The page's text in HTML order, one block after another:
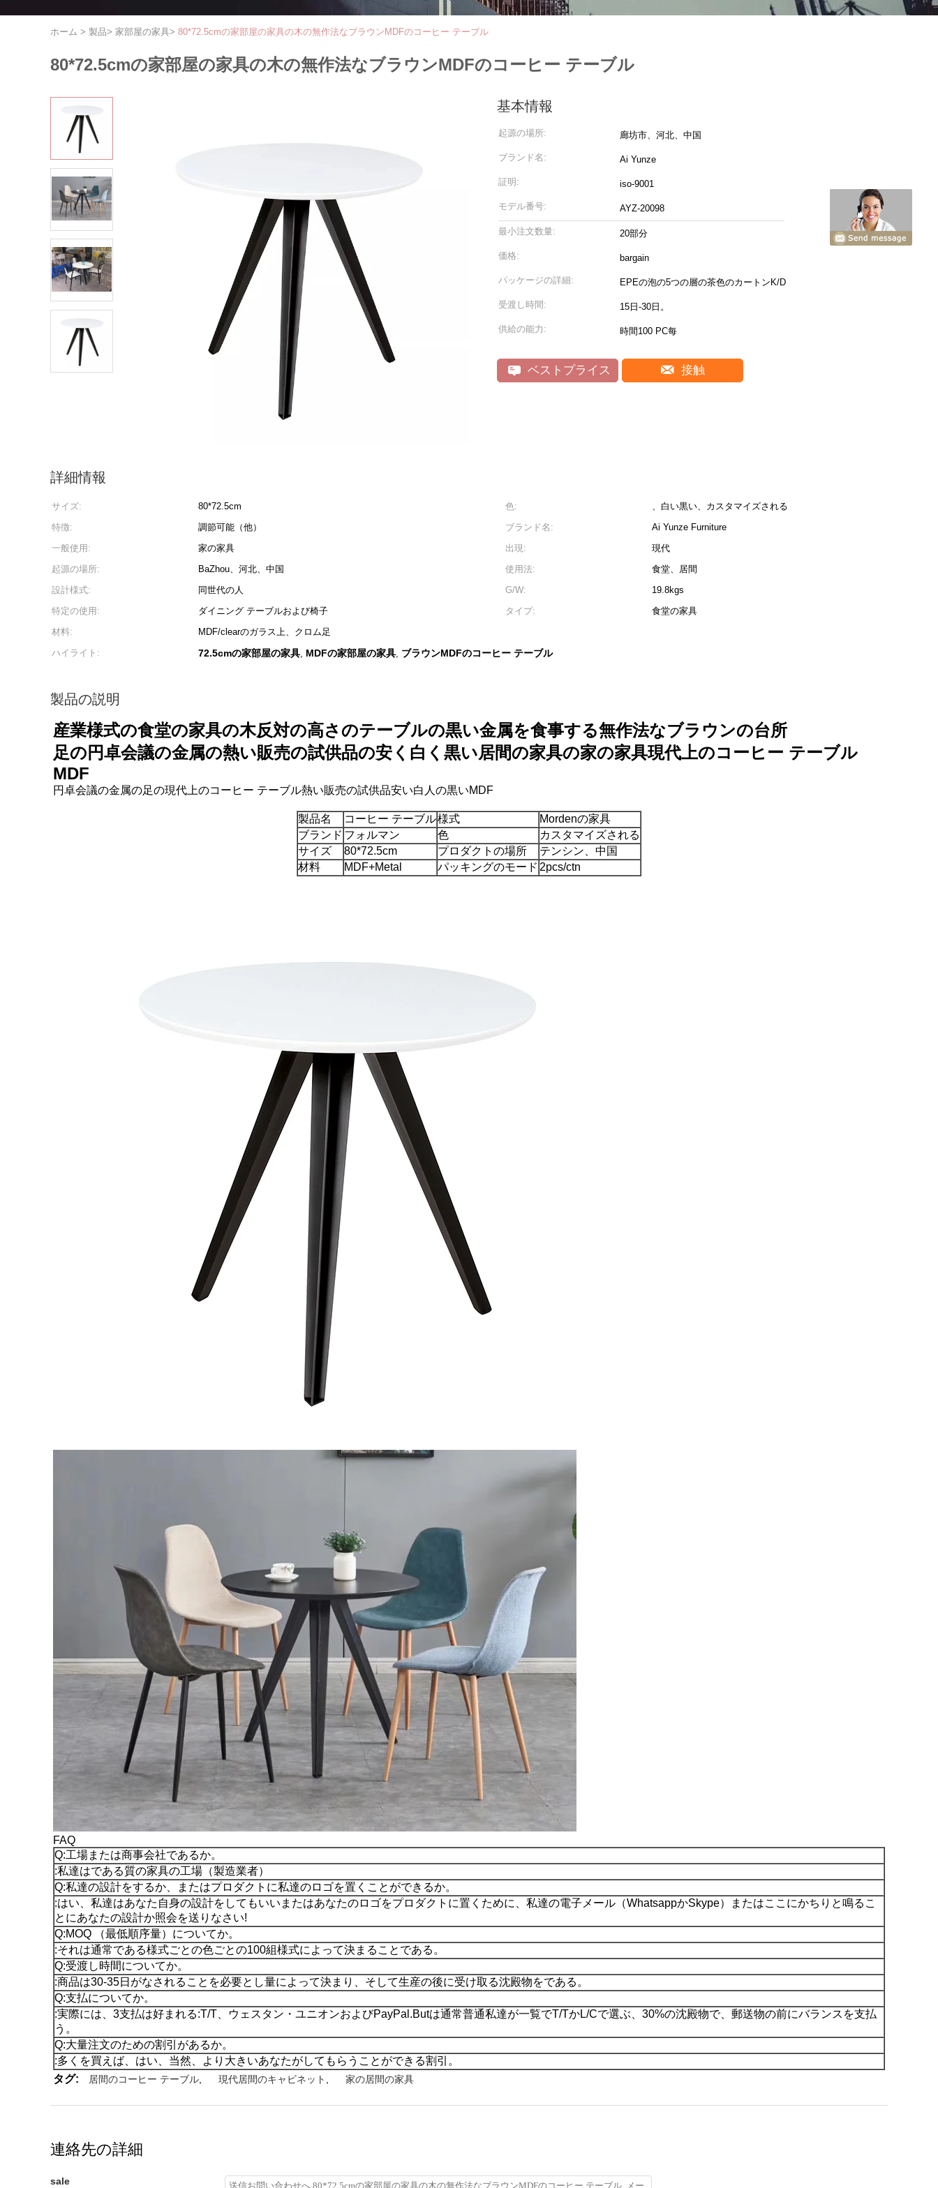
ホーム > 製品> 家部屋の家具> 80*72.5cmの家部屋の家具の木の無作法なブラウンMDFのコーヒー テーブル
80*72.5cmの家部屋の家具の木の無作法なブラウンMDFのコーヒー テーブル
基本情報
起源の場所: 廊坊市、河北、中国
ブランド名: Ai Yunze
証明: iso-9001
モデル番号: AYZ-20098
最小注文数量: 20部分
価格: bargain
パッケージの詳細: EPEの泡の5つの層の茶色のカートンK/D
受渡し時間: 15日-30日。
供給の能力: 時間100 PC每
ベストプライス 接触
詳細情報
サイズ: 80*72.5cm 色:
、白い黒い、カスタマイズされる
特徴:
調節可能（他） ブランド名:
Ai Yunze Furniture
一般使用:
家の家具 出現:
現代
起源の場所:
BaZhou、河北、中国 使用法:
食堂、居間
設計様式:
同世代の人 G/W:
19.8kgs
特定の使用:
ダイニング テーブルおよび椅子 タイプ:
食堂の家具
材料:
MDF/clearのガラス上、クロム足
ハイライト:
72.5cmの家部屋の家具, MDFの家部屋の家具, ブラウンMDFのコーヒー テーブル
製品の説明
産業様式の食堂の家具の木反対の高さのテーブルの黒い金属を食事する無作法なブラウンの台所
足の円卓会議の金属の熱い販売の試供品の安く白く黒い居間の家具の家の家具現代上のコーヒー テーブル
MDF
円卓会議の金属の足の現代上のコーヒー テーブル熱い販売の試供品安い白人の黒いMDF
製品名 コーヒー テーブル様式
Mordenの家具
ブランド フォルマン 色
カスタマイズされる
サイズ
80*72.5cm プロダクトの場所
テンシン、中国
材料
MDF+Metal パッキングのモード 2pcs/ctn
FAQ
Q:工場または商事会社であるか。
:私達はである質の家具の工場（製造業者）
Q:私達の設計をするか、またはプロダクトに私達のロゴを置くことができるか。
:はい、私達はあなた自身の設計をしてもいいまたはあなたのロゴをプロダクトに置くために、私達の電子メール（WhatsappかSkype）またはここにかちりと鳴るこ
とにあなたの設計か照会を送りなさい!
Q:MOQ （最低順序量）についてか。
:それは通常である様式ごとの色ごとの100組様式によって決まることである。
Q:受渡し時間についてか。
:商品は30-35日がなされることを必要とし量によって決まり、そして生産の後に受け取る沈殿物をである。
Q:支払についてか。
:実際には、3支払は好まれる:T/T、ウェスタン・ユニオンおよびPayPal.Butは通常普通私達が一覧でT/TかL/Cで選ぶ、30%の沈殿物で、郵送物の前にバランスを支払
う。
Q:大量注文のための割引があるか。
:多くを買えば、はい、当然、より大きいあなたがしてもらうことができる割引。
タグ:
居間のコーヒー テーブル 現代居間のキャビネット 家の居間の家具
連絡先の詳細
sale